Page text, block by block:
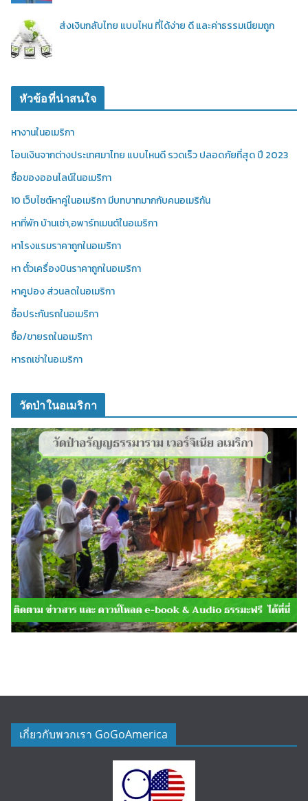
ส่งเงินกลับไทย แบบไหน ที่ได้ง่าย ดี และค่าธรรมเนียมถูก
หัวข้อที่น่าสนใจ
หางานในอเมริกา
โอนเงินจากต่างประเทศมาไทย แบบไหนดี รวดเร็ว ปลอดภัยที่สุด ปี 2023
ซื้อของออนไลน์ในอเมริกา
10 เว็บไซต์หาคู่ในอเมริกา มีบทบาทมากกับคนอเมริกัน
หาที่พัก บ้านเช่า,อพาร์ทเมนต์ในอเมริกา
หาโรงแรมราคาถูกในอเมริกา
หา ตั๋วเครื่องบินราคาถูกในอเมริกา
หาคูปอง ส่วนลดในอเมริกา
ซื้อประกันรถในอเมริกา
ซื้อ/ขายรถในอเมริกา
หารถเช่าในอเมริกา
วัดป่าในอเมริกา
เกี่ยวกับพวกเรา GoGoAmerica